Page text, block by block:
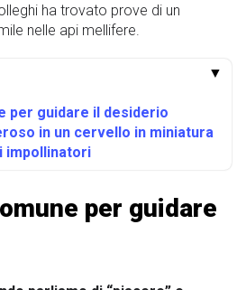
ha trovato prove di un
nelle api mellifere.
▼
per guidare il desiderio
in un cervello in miniatura
impollinatori
per guidare